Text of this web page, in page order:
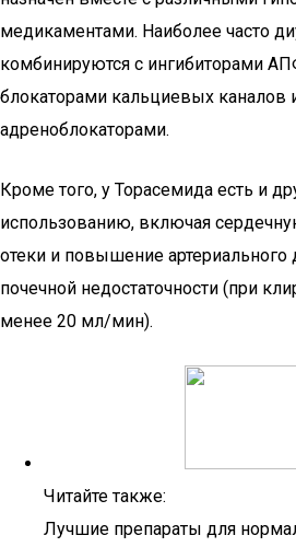
медикаментами. Наиболее часто
комбинируются с ингибиторами
блокаторами кальциевых каналов
адреноблокаторами.
Кроме того, у Торасемида есть и
использованию, включая
отеки и повышение артериального
почечной недостаточности (при
менее 20 мл/мин).
Читайте также:
Лучшие препараты для